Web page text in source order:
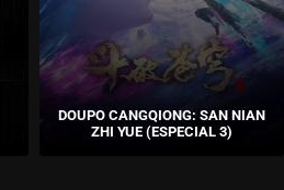
DOUPO CANGQIONG: SAN NIAN
ZHI YUE (ESPECIAL 3)